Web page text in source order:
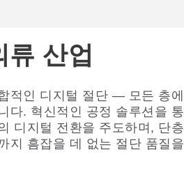
류 산업
적인 디지털 절단 — 모든 층
다. 혁신적인 공정 솔루션을
디지털 전환을 주도하며, 단
지 흠잡을 데 없는 절단 품질
제리 산업
기술은 레이스 절단
여줍니다. 당사의
비접촉식 브래지어 컵 절단
리 생산을 위한 효율적인 디지
발 산업
반 스마트 신발 제조 4.0: 절
지털 절단.
마트 웨어러블
칙한 형태의 소재를 다듬고
비는 기존의 CNC 가공 방식
배 이상 높이고 금형 투자 비
발 속도를 높여줍니다.
류 액세서리 산
라는 각 라벨의 윤곽을 즉시
하며, 소프트웨어는 라벨의
리가 타거나 누렇게 변색된
확인하여 불량품을 선별합니